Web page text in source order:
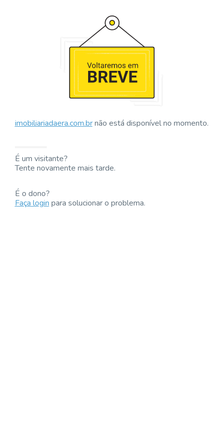
imobiliariadaera.com.brnão está disponível no momento.
É um visitante?
Tente novamente mais tarde.
É o dono?
Faça loginpara solucionar o problema.